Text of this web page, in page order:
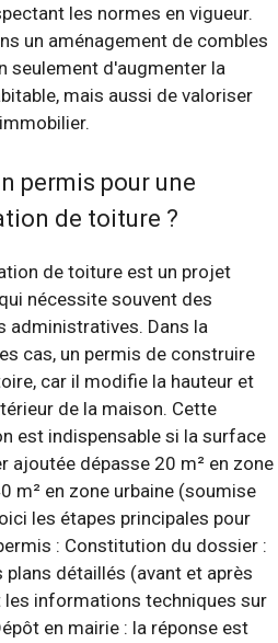
les normes en vigueur.
un aménagement de combles
seulement d'augmenter la
mais aussi de valoriser
permis pour une
de toiture ?
de toiture est un projet
nécessite souvent des
administratives. Dans la
cas, un permis de construire
car il modifie la hauteur et
de la maison. Cette
est indispensable si la surface
ajoutée dépasse 20 m² en zone
m² en zone urbaine (soumise
les étapes principales pour
: Constitution du dossier :
plans détaillés (avant et après
les informations techniques sur
en mairie : la réponse est